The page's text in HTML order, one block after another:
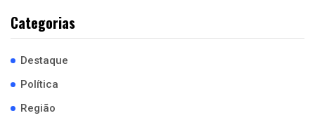
Categorias
Destaque
Política
Região